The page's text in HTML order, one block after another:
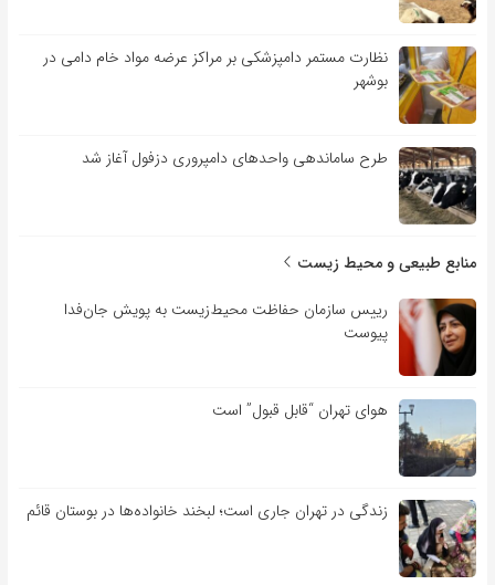
نظارت مستمر دامپزشکی بر مراکز عرضه مواد خام دامی در
بوشهر
طرح ساماندهی واحدهای دامپروری دزفول آغاز شد
منابع طبیعی و محیط زیست
رییس سازمان حفاظت محیط‌زیست به پویش جان‌فدا
پیوست
هوای تهران “قابل قبول” است
زندگی در تهران جاری است؛ لبخند خانواده‌ها در بوستان قائم